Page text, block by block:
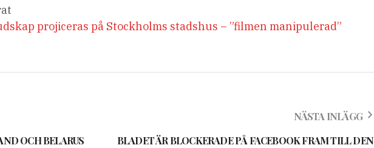
projiceras på Stockholms stadshus – ”filmen manipulerad”
OCH BELARUS
NÄSTA INLÄGG
BLADET ÄR BLOCKERADE PÅ FACEBOOK FRAM TILL DEN